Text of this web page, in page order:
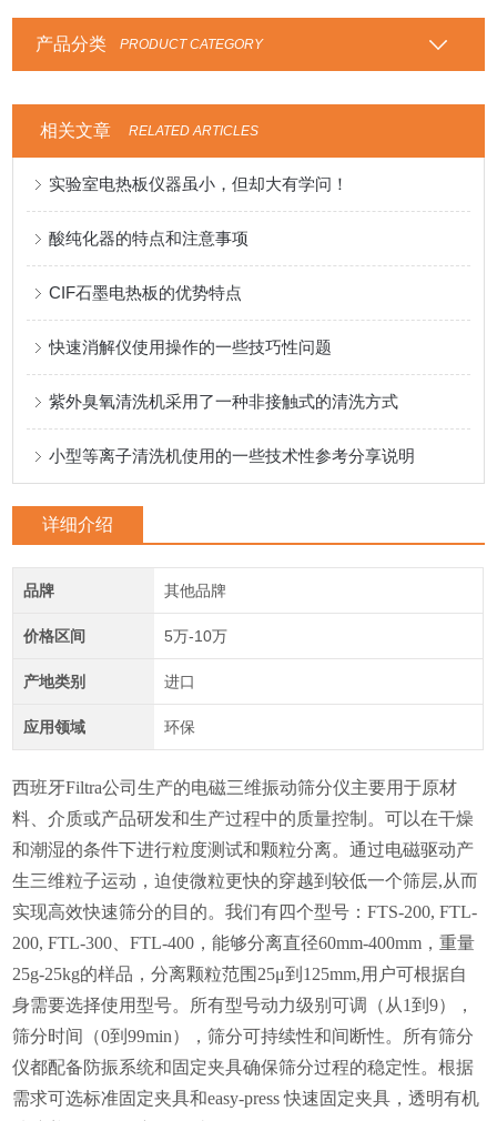
产品分类 PRODUCT CATEGORY
相关文章 RELATED ARTICLES
实验室电热板仪器虽小，但却大有学问！
酸纯化器的特点和注意事项
CIF石墨电热板的优势特点
快速消解仪使用操作的一些技巧性问题
紫外臭氧清洗机采用了一种非接触式的清洗方式
小型等离子清洗机使用的一些技术性参考分享说明
详细介绍
品牌 其他品牌
价格区间 5万-10万
产地类别 进口
应用领域 环保
西班牙Filtra公司生产的电磁三维振动筛分仪主要用于原材
料、介质或产品研发和生产过程中的质量控制。可以在干燥
和潮湿的条件下进行粒度测试和颗粒分离。通过电磁驱动产
生三维粒子运动，迫使微粒更快的穿越到较低一个筛层,从而
实现高效快速筛分的目的。我们有四个型号：FTS-200, FTL-
200, FTL-300、FTL-400，能够分离直径60mm-400mm，重量
25g-25kg的样品，分离颗粒范围25μ到125mm,用户可根据自
身需要选择使用型号。所有型号动力级别可调（从1到9），
筛分时间（0到99min），筛分可持续性和间断性。所有筛分
仪都配备防振系统和固定夹具确保筛分过程的稳定性。根据
需求可选标准固定夹具和easy-press 快速固定夹具，透明有机